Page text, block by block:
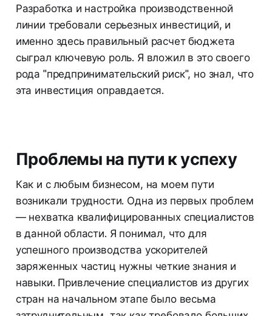
Разработка и настройка производственной
линии требовали серьезных инвестиций, и
именно здесь правильный расчет бюджета
сыграл ключевую роль. Я вложил в это своего
рода "предпринимательский риск", но знал, что
эта инвестиция оправдается.
Проблемы на пути к успеху
Как и с любым бизнесом, на моем пути
возникали трудности. Одна из первых проблем
— нехватка квалифицированных специалистов
в данной области. Я понимал, что для
успешного производства ускорителей
заряженных частиц нужны четкие знания и
навыки. Привлечение специалистов из других
стран на начальном этапе было весьма